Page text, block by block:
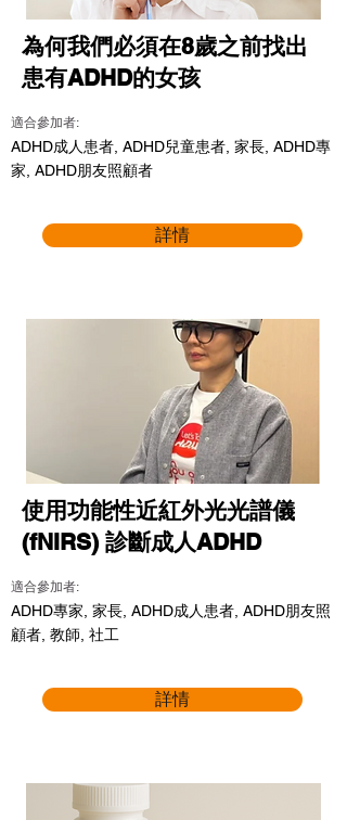
為何我們必須在8歲之前找出
患有ADHD的女孩
適合參加者:
ADHD成人患者, ADHD兒童患者, 家長, ADHD專
家, ADHD朋友照顧者
詳情
使用功能性近紅外光光譜儀
(fNIRS) 診斷成人ADHD
適合參加者:
ADHD專家, 家長, ADHD成人患者, ADHD朋友照
顧者, 教師, 社工
詳情